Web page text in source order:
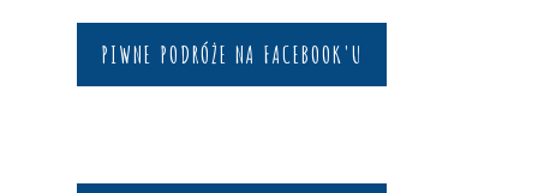
PIWNE PODRÓŻE NA FACEBOOK'U